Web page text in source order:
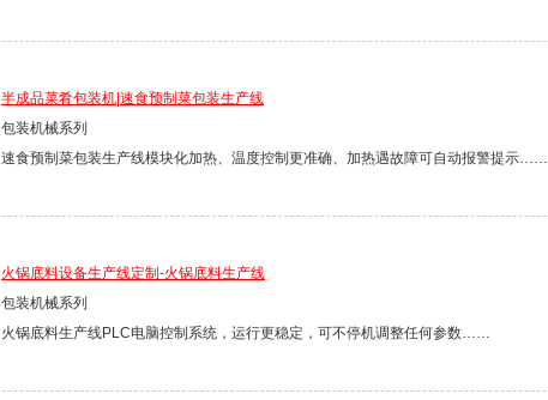
半成品菜肴包装机|速食预制菜包装生产线
包装机械系列
速食预制菜包装生产线模块化加热、温度控制更准确、加热遇故障可自动报警提示……
火锅底料设备生产线定制-火锅底料生产线
包装机械系列
火锅底料生产线PLC电脑控制系统，运行更稳定，可不停机调整任何参数……